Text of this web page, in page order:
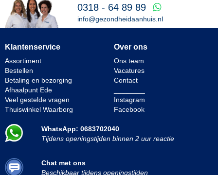
0318 - 64 89 89
info@gezondheidaanhuis.nl
Klantenservice
Assortiment
Bestellen
Betaling en bezorging
Afhaalpunt Ede
Veel gestelde vragen
Thuiswinkel Waarborg
Over ons
Ons team
Vacatures
Contact
Instagram
Facebook
WhatsApp: 0683702040
Tijdens openingstijden binnen 2 uur reactie
Chat met ons
Beschikbaar tijdens openingstijden